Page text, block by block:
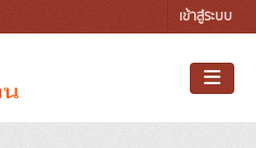
เข้าสู่ระบบ